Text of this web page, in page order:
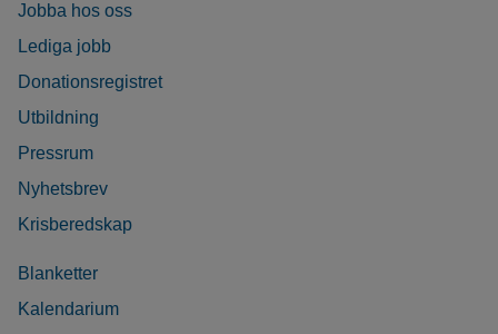
Jobba hos oss
Lediga jobb
Donationsregistret
Utbildning
Pressrum
Nyhetsbrev
Krisberedskap
Blanketter
Kalendarium